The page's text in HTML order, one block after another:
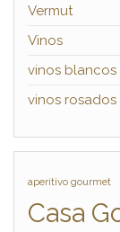
Vermut
Vinos
vinos blancos
vinos rosados
aperitivo gourmet
Casa